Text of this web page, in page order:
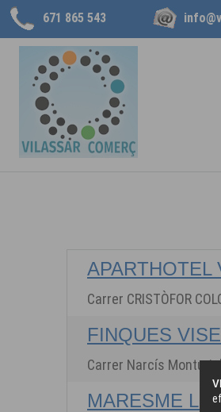
671 865 543
APARTHOTEL
Carrer CRISTÒFOR
FINQUES
Carrer Narcís
MARESME